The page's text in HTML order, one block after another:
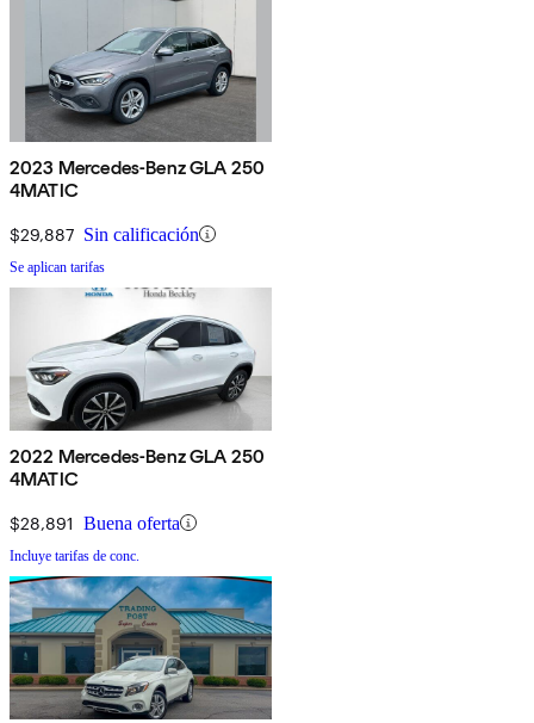
2023 Mercedes-Benz GLA 250
4MATIC
$29,887 Sin calificación
Se aplican tarifas
2022 Mercedes-Benz GLA 250
4MATIC
$28,891 Buena oferta
Incluye tarifas de conc.